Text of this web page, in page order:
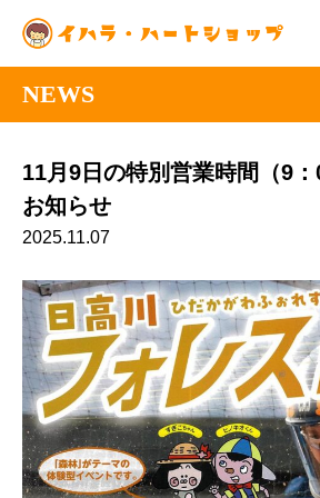
NEWS
11月9日の特別営業時間（9
お知らせ
2025.11.07